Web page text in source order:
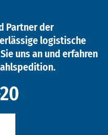
Partner der
logistische
uns an und erfahren